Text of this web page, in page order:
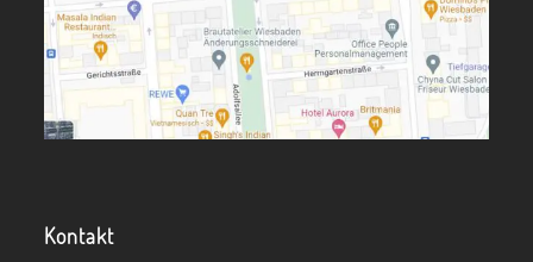
Kontakt